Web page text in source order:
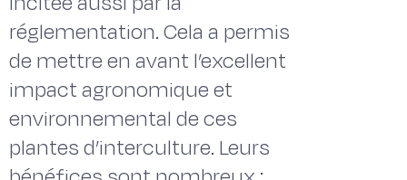
réglementation. Cela a permis
de mettre en avant l’excellent
impact agronomique et
environnemental de ces
plantes d’interculture. Leurs